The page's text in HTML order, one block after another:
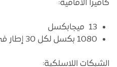
كاميرا الأمامية:
13 ميجابكسل
1080 بكسل لكل 30 إطار في الثانية
الشبكات اللاسلكية: